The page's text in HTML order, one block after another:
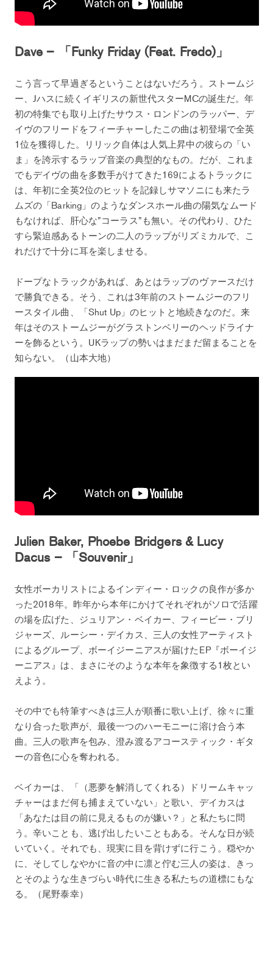
Dave – 「Funky Friday (Feat. Fredo)」
こう言って早過ぎるということはないだろう。ストームジ
ー、Jハスに続くイギリスの新世代スターMCの誕生だ。年
初の特集でも取り上げたサウス・ロンドンのラッパー、デ
イヴのフリードをフィーチャーしたこの曲は初登場で全英
1位を獲得した。リリック自体は人気上昇中の彼らの「い
ま」を誇示するラップ音楽の典型的なもの。だが、これま
でもデイヴの曲を多数手がけてきた169によるトラックに
は、年初に全英2位のヒットを記録しサマソニにも来たラ
ムズの「Barking」のようなダンスホール曲の陽気なムード
もなければ、肝心な”コーラス”も無い。その代わり、ひた
すら緊迫感あるトーンの二人のラップがリズミカルで、こ
れだけで十分に耳を楽しませる。
ドープなトラックがあれば、あとはラップのヴァースだけ
で勝負できる。そう、これは3年前のストームジーのフリ
ースタイル曲、「Shut Up」のヒットと地続きなのだ。来
年はそのストームジーがグラストンベリーのヘッドライナ
ーを飾るという。UKラップの勢いはまだまだ留まることを
知らない。（山本大地）
Julien Baker, Phoebe Bridgers & Lucy
Dacus – 「Souvenir」
女性ボーカリストによるインディー・ロックの良作が多か
った2018年。昨年から本年にかけてそれぞれがソロで活躍
の場を広げた、ジュリアン・ベイカー、フィービー・ブリ
ジャーズ、ルーシー・デイカス、三人の女性アーティスト
によるグループ、ボーイジーニアスが届けたEP『ボーイジ
ーニアス』は、まさにそのような本年を象徴する1枚とい
えよう。
その中でも特筆すべきは三人が順番に歌い上げ、徐々に重
なり合った歌声が、最後一つのハーモニーに溶け合う本
曲。三人の歌声を包み、澄み渡るアコースティック・ギタ
ーの音色に心を奪われる。
ベイカーは、「（悪夢を解消してくれる）ドリームキャッ
チャーはまだ何も捕まえていない」と歌い、デイカスは
「あなたは目の前に見えるものが嫌い？」と私たちに問
う。辛いことも、逃げ出したいこともある。そんな日が続
いていく。それでも、現実に目を背けずに行こう。穏やか
に、そしてしなやかに音の中に凛と佇む三人の姿は、きっ
とそのような生きづらい時代に生きる私たちの道標にもな
る。（尾野泰幸）